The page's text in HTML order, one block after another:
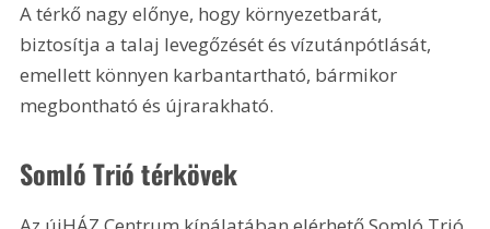
A térkő nagy előnye, hogy környezetbarát,
biztosítja a talaj levegőzését és vízutánpótlását,
emellett könnyen karbantartható, bármikor
megbontható és újrarakható.
Somló Trió térkövek